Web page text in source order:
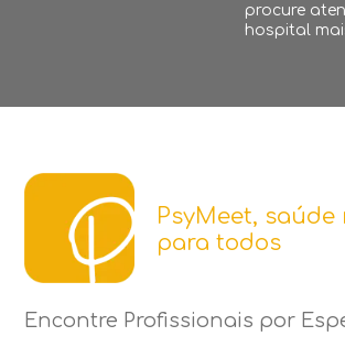
procure
hospital
PsyMeet, saúde
para todos
Encontre Profissionais por